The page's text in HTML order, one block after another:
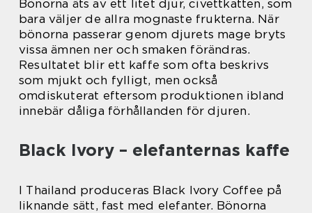
Bönorna äts av ett litet djur, civettkatten, som
bara väljer de allra mognaste frukterna. När
bönorna passerar genom djurets mage bryts
vissa ämnen ner och smaken förändras.
Resultatet blir ett kaffe som ofta beskrivs
som mjukt och fylligt, men också
omdiskuterat eftersom produktionen ibland
innebär dåliga förhållanden för djuren.
Black Ivory – elefanternas kaffe
I Thailand produceras Black Ivory Coffee på
liknande sätt, fast med elefanter. Bönorna